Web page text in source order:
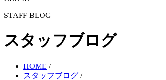
STAFF BLOG
スタッフブログ
HOME /
スタッフブログ /